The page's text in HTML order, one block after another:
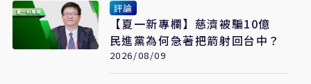
評論
【夏一新專欄】慈濟被騙10億
民進黨為何急著把箭射回台中？
2026/08/09